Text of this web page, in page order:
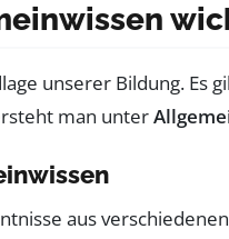
unserer Bildung.
man unter
aus